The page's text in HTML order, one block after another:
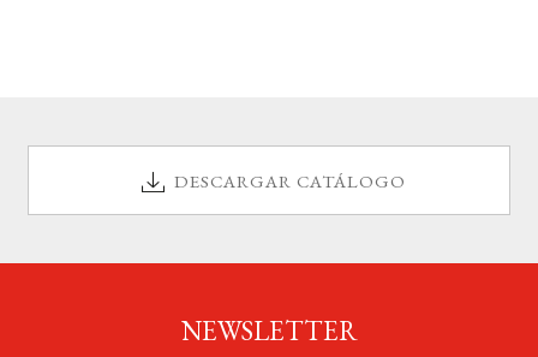
DESCARGAR CATÁLOGO
NEWSLETTER